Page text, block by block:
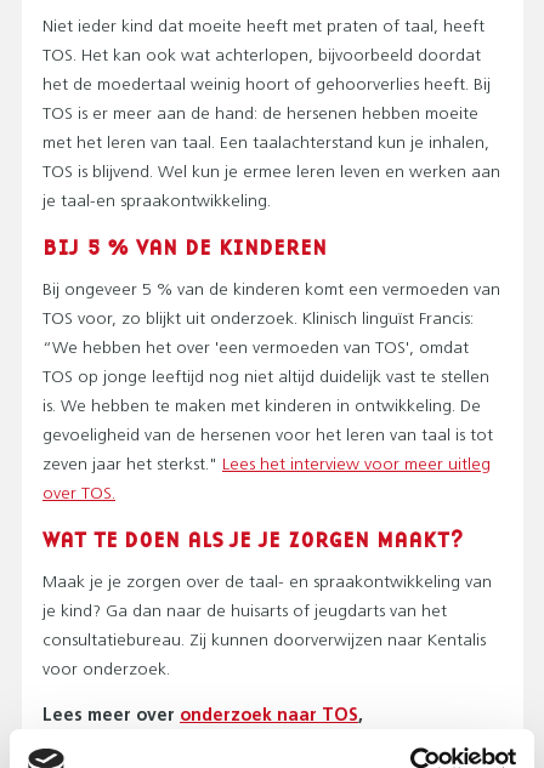
Niet ieder kind dat moeite heeft met praten of taal, heeft
TOS. Het kan ook wat achterlopen, bijvoorbeeld doordat
het de moedertaal weinig hoort of gehoorverlies heeft. Bij
TOS is er meer aan de hand: de hersenen hebben moeite
met het leren van taal. Een taalachterstand kun je inhalen,
TOS is blijvend. Wel kun je ermee leren leven en werken aan
je taal-en spraakontwikkeling.
BIJ 5 % VAN DE KINDEREN
Bij ongeveer 5 % van de kinderen komt een vermoeden van
TOS voor, zo blijkt uit onderzoek. Klinisch linguïst Francis:
“We hebben het over 'een vermoeden van TOS', omdat
TOS op jonge leeftijd nog niet altijd duidelijk vast te stellen
is. We hebben te maken met kinderen in ontwikkeling. De
gevoeligheid van de hersenen voor het leren van taal is tot
zeven jaar het sterkst." Lees het interview voor meer uitleg
over TOS.
WAT TE DOEN ALS JE JE ZORGEN MAAKT?
Maak je je zorgen over de taal- en spraakontwikkeling van
je kind? Ga dan naar de huisarts of jeugdarts van het
consultatiebureau. Zij kunnen doorverwijzen naar Kentalis
voor onderzoek.
Lees meer over onderzoek naar TOS,
diagnostiek